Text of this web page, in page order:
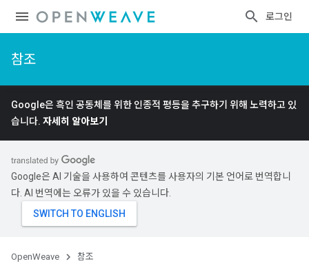
로그인
참조
Google은 흑인 공동체를 위한 인종적 평등을 추구하기 위해 노력하고 있
습니다. 자세히 알아보기
Google은 AI 기술을 사용하여 콘텐츠를 사용자의 기본 언어로 번역합니
다. AI 번역에는 오류가 있을 수 있습니다.
OpenWeave 참조